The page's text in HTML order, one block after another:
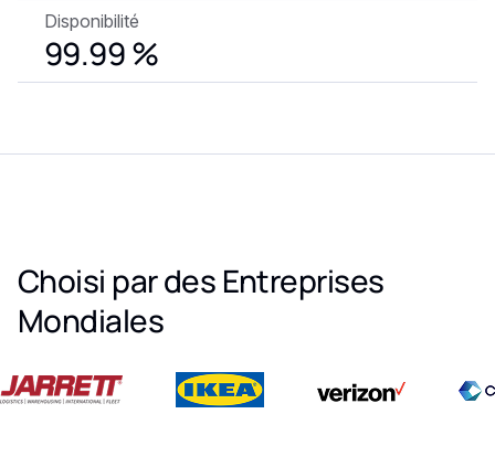
Disponibilité
99.99 %
Choisi par des Entreprises
Mondiales